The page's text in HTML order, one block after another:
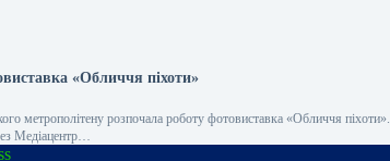
«Обличчя піхоти»
метрополітену розпочала роботу фотовиставка «Обличчя піхоти».
Медіацентр…